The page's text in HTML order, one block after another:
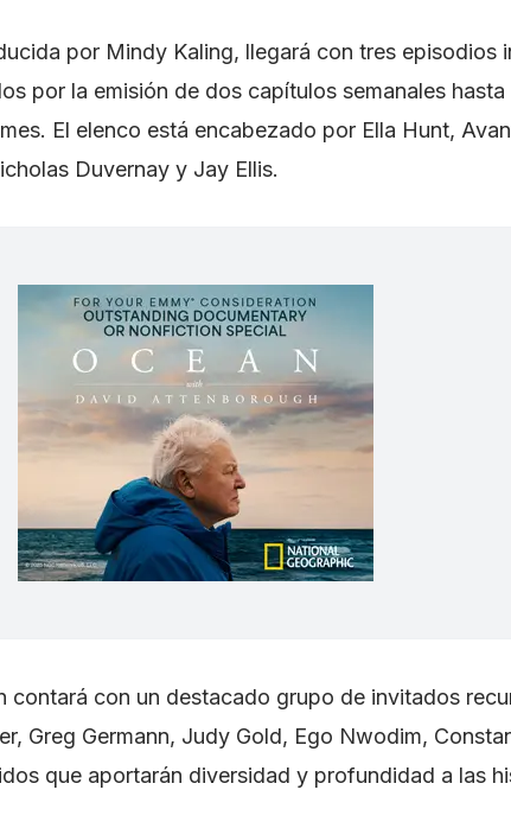
por Mindy Kaling, llegará con tres episodios
por la emisión de dos capítulos semanales hasta
El elenco está encabezado por Ella Hunt,
Duvernay y Jay Ellis.
contará con un destacado grupo de invitados
Greg Germann, Judy Gold, Ego Nwodim,
que aportarán diversidad y profundidad a las